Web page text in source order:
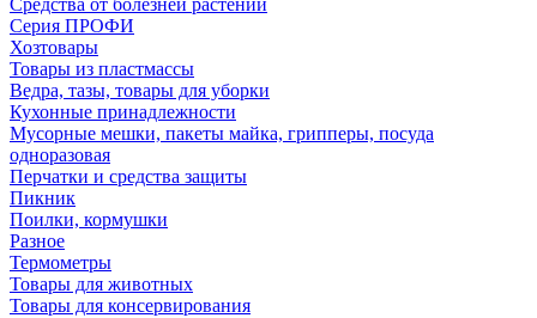
Средства от болезней растений
Серия ПРОФИ
Хозтовары
Товары из пластмассы
Ведра, тазы, товары для уборки
Кухонные принадлежности
Мусорные мешки, пакеты майка, грипперы, посуда
одноразовая
Перчатки и средства защиты
Пикник
Поилки, кормушки
Разное
Термометры
Товары для животных
Товары для консервирования